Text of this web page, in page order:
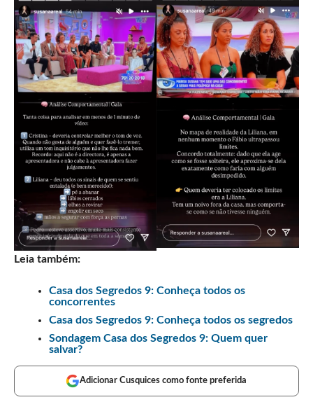
Leia também:
Casa dos Segredos 9: Conheça todos os
concorrentes
Casa dos Segredos 9: Conheça todos os segredos
Sondagem Casa dos Segredos 9: Quem quer
salvar?
Adicionar Cusquices como fonte preferida